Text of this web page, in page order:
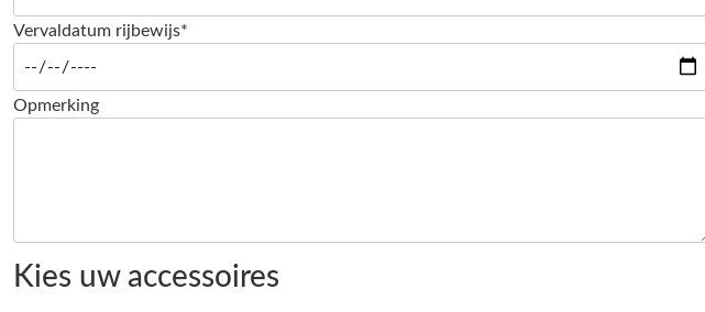
Vervaldatum rijbewijs*
Opmerking
Kies uw accessoires